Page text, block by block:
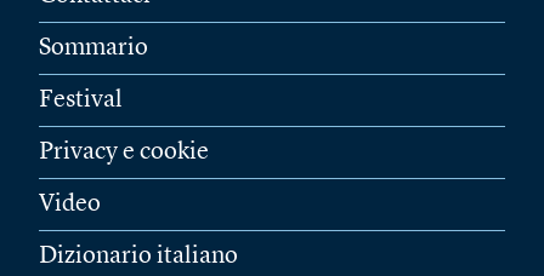
Sommario
Festival
Privacy e cookie
Video
Dizionario italiano